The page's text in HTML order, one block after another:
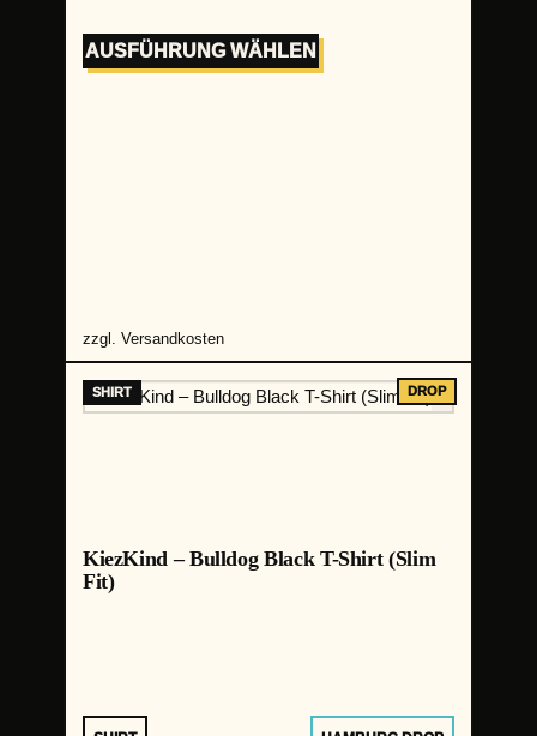
AUSFÜHRUNG WÄHLEN
zzgl. Versandkosten
KiezKind – Bulldog Black T-Shirt (Slim
Fit)